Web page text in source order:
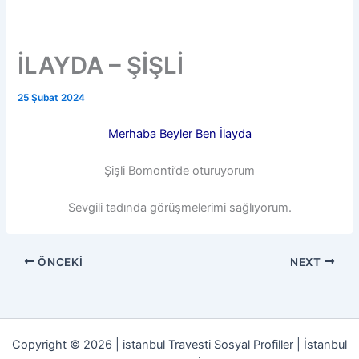
İLAYDA – ŞİŞLİ
25 Şubat 2024
Merhaba Beyler Ben İlayda
Şişli Bomonti’de oturuyorum
Sevgili tadında görüşmelerimi sağlıyorum.
ÖNCEKI NEXT
Copyright © 2026 | istanbul Travesti Sosyal Profiller | İstanbul